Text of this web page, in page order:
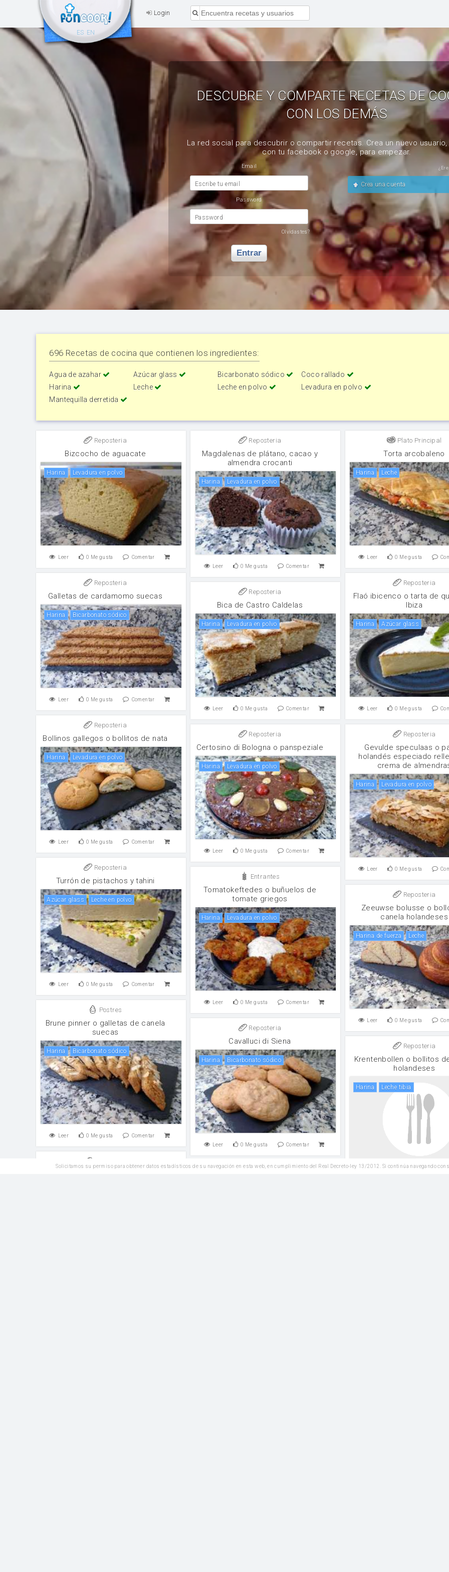
Login
ES EN
DESCUBRE Y COMPARTE RECETAS DE
CON LOS DEMÁS
La red social para descubrir o compartir recetas. Crea un nuevo
con tu facebook o google, para empezar.
Email
Escribe tu email
Password
Password
Olvidastes?
Entrar
Crea una cuenta
696 Recetas de cocina que contienen los ingredientes:
Agua de azahar Azúcar glass Bicarbonato sódico
Coco rallado
Harina
Leche Leche en polvo
Levadura en polvo
Mantequilla derretida
Reposteria
Bizcocho de aguacate
harina levadura en polvo
Leer 0 Me gusta Comentar
Reposteria
Magdalenas de plátano, cacao y
almendra crocanti
harina levadura en polvo
Leer 0 Me gusta Comentar
Plato Principal
Torta arcobaleno
harina leche
Leer 0 Me gusta
Reposteria
Galletas de cardamomo suecas
harina Bicarbonato sódico
Leer 0 Me gusta Comentar
Reposteria
Flaó ibicenco o tarta de
Ibiza
harina Azúcar glass
Leer 0 Me gusta
Reposteria
Bica de Castro Caldelas
harina levadura en polvo
Leer 0 Me gusta Comentar
Reposteria
Bollinos gallegos o bollitos de nata
harina levadura en polvo
Leer 0 Me gusta Comentar
Reposteria
Certosino di Bologna o panspeziale
harina levadura en polvo
Leer 0 Me gusta Comentar
Reposteria
Gevulde speculaas o
holandés especiado
crema de
harina levadura en polvo
Leer 0 Me gusta
Reposteria
Turrón de pistachos y tahini
Azúcar glass leche en polvo
Leer 0 Me gusta Comentar
Entrantes
Tomatokeftedes o buñuelos de
tomate griegos
harina levadura en polvo
Leer 0 Me gusta Comentar
Reposteria
Zeeuwse bolusse o
canela holandeses
harina de fuerza leche
Leer 0 Me gusta
Postres
Brune pinner o galletas de canela
suecas
harina Bicarbonato sódico
Leer 0 Me gusta Comentar
Reposteria
Cavalluci di Siena
harina Bicarbonato sódico
Leer 0 Me gusta Comentar
Reposteria
Krentenbollen o bollitos
holandeses
harina Leche tibia
Reposteria
Solicitamos su permiso para obtener datos estadísticos de su navegación en esta web, en cumplimiento del Real Decreto-ley 13/2012. Si continúa navegando